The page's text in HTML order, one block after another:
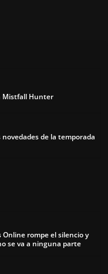
Mistfall Hunter
de la temporada
Online rompe el silencio y
se va a ninguna parte